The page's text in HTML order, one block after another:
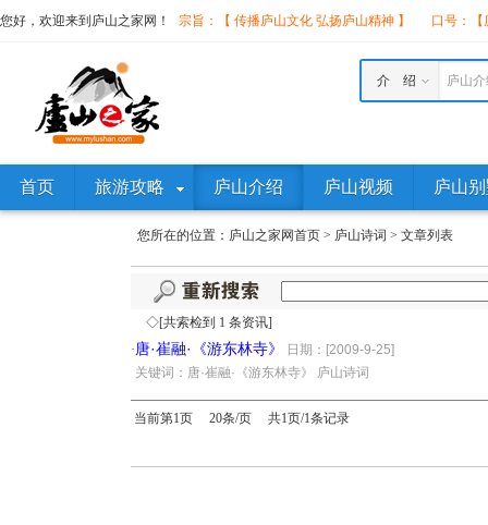
您好，欢迎来到庐山之家网！ 宗旨：【 传播庐山文化 弘扬庐山精神 】 口号：
庐山
介 绍
首页 旅游攻略 庐山介绍 庐山视频 庐山
您所在的位置： 庐山之家网首页 > 庐山诗词 > 文章列表
◇[共索检到 1 条资讯]
· 唐·崔融·《游东林寺》
日期：[2009-9-25]
关键词：唐·崔融·《游东林寺》 庐山诗词
当前第1页 20条/页 共1页/1条记录